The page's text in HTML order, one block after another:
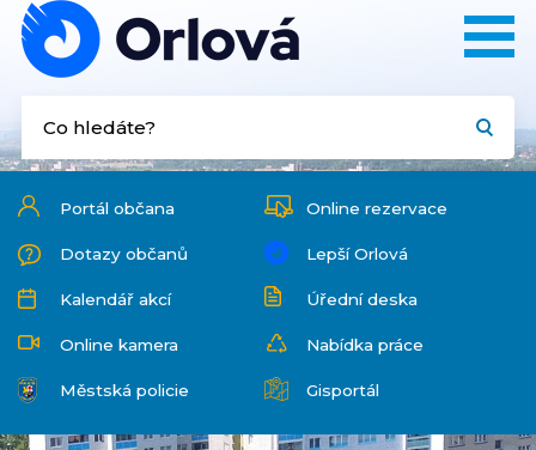
Portál občana Online rezervace
Dotazy občanů Lepší Orlová
Kalendář akcí Úřední deska
Online kamera Nabídka práce
Městská policie Gisportál